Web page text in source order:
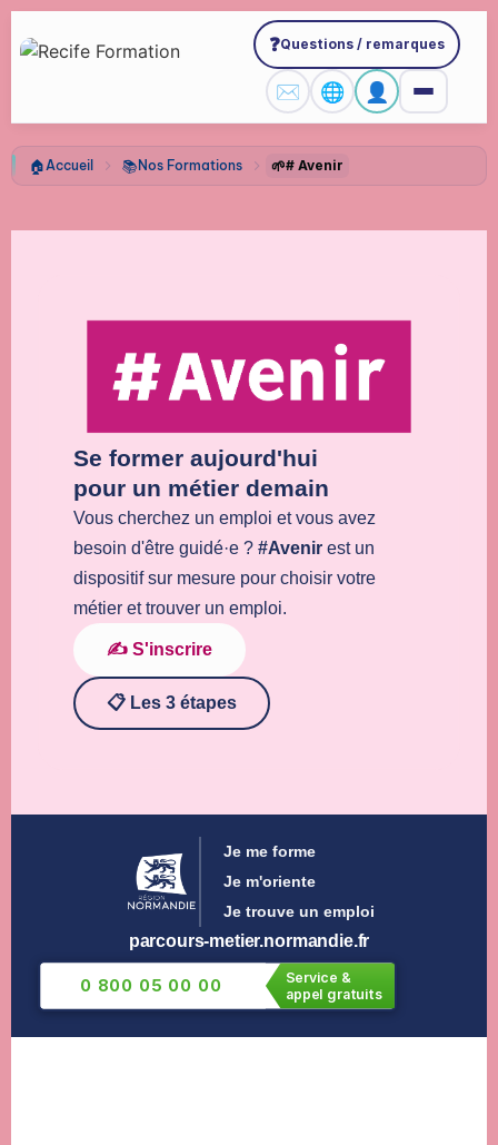
❓Questions / remarques
✉️ 🌐 👤
🏠Accueil 📚Nos Formations 🌱# Avenir
Se former aujourd'hui
pour un métier demain
Vous cherchez un emploi et vous avez
besoin d'être guidé·e ? #Avenir est un
dispositif sur mesure pour choisir votre
métier et trouver un emploi.
✍️ S'inscrire
📋 Les 3 étapes
Je me forme
Je m'oriente
Je trouve un emploi
parcours-metier.normandie.fr
0 800 05 00 00
Service &
appel gratuits